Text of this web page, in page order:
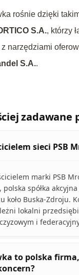
rośnie dzięki
S.A., którzy
narzędziami
S.A..
zadawane
sieci PSB
marki PSB
polska spółka
koło Buska‑Zdroju.
lokalni
i
to polska